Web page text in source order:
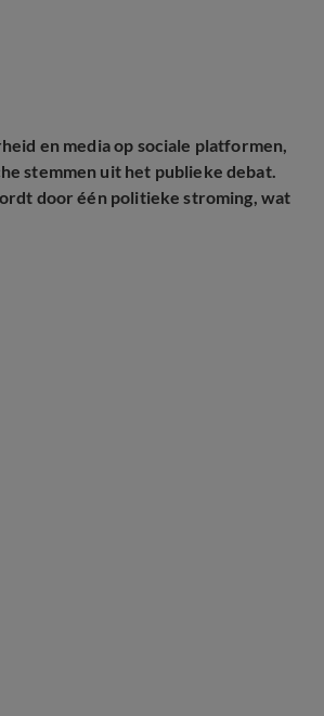
en media op sociale platformen,
stemmen uit het publieke debat.
door één politieke stroming, wat